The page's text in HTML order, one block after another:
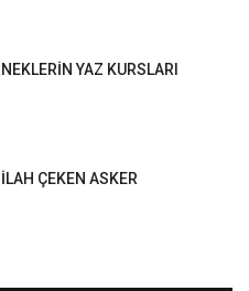
YAZ KURSLARI
ÇEKEN ASKER